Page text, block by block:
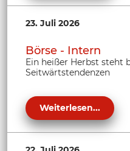
23. Juli 2026
Börse - Intern
Ein heißer Herbst steht
Seitwärtstendenzen
Weiterlesen...